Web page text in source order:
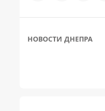
НОВОСТИ ДНЕПРА